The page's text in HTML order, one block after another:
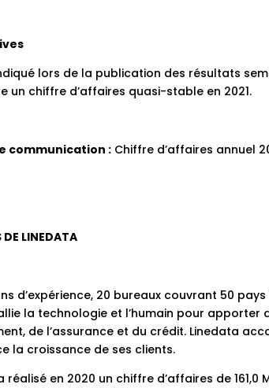
lors de la publication des résultats
un chiffre d’affaires quasi-stable en 2021.
communication : Chiffre d’affaires annuel
DE LINEDATA
d’expérience, 20 bureaux couvrant 50
la technologie et l’humain pour apporter
de l’assurance et du crédit. Linedata
la croissance de ses clients.
réalisé en 2020 un chiffre d’affaires de 161,0